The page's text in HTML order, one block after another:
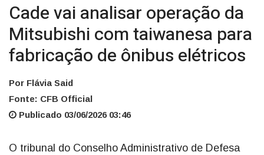
Cade vai analisar operação da
Mitsubishi com taiwanesa para
fabricação de ônibus elétricos
Por Flávia Said
Fonte: CFB Official
Publicado 03/06/2026 03:46
O tribunal do Conselho Administrativo de Defesa